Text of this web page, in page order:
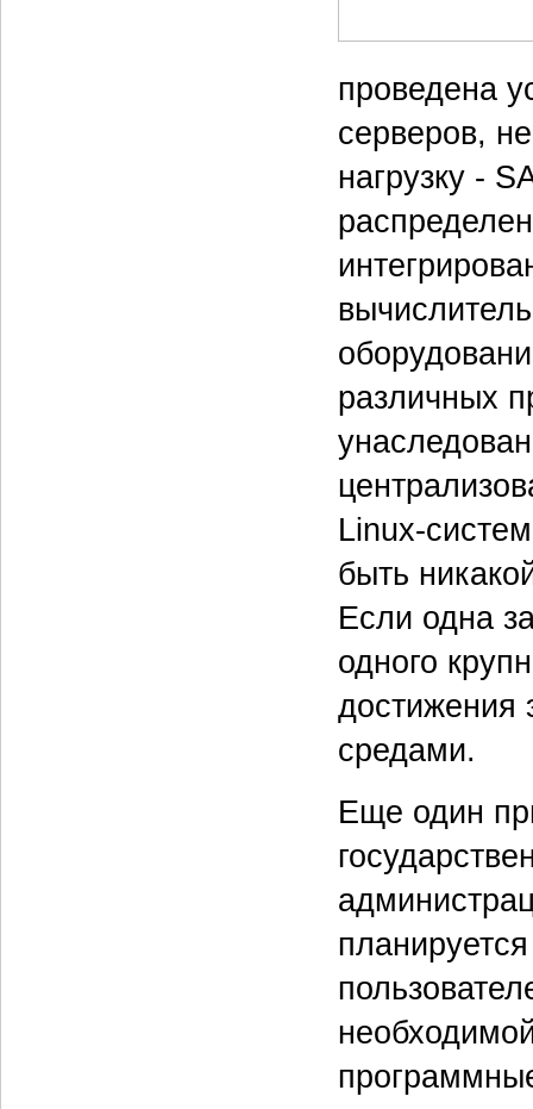
проведена
серверов,
нагрузку -
различных
Linux-
быть
Если одна
одного
достижения
средами.
Еще один